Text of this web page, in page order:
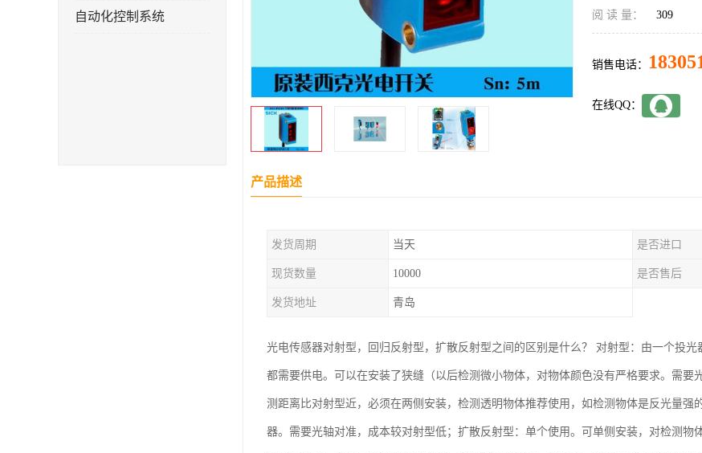
自动化控制系统 阅 读 量： 309
销售电话：
在线QQ：
产品描述
发货周期 当天 是否进口
现货数量 10000 是否售后
发货地址 青岛
光电传感器对射型，回归反射型，扩散反射型之间的区别是什么？ 对射型：由一个投
都需要供电。可以在安装了狭缝（以后检测微小物体，对物体颜色没有严格要求。需
测距离比对射型近，必须在两侧安装，检测透明物体推荐使用，如检测物体是反光量
器。需要光轴对准，成本较对射型低；扩散反射型：单个使用。可单侧安装，对检测